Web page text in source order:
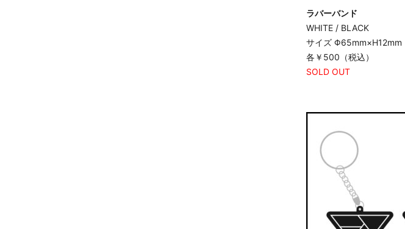
ラバーバンド
WHITE / BLACK
サイズ Φ65mm×H12mm
各￥500（税込）
SOLD OUT